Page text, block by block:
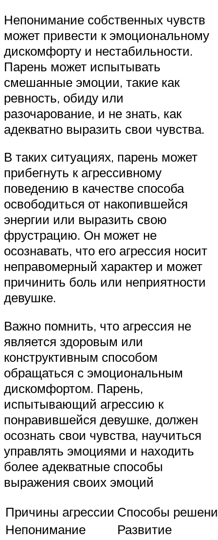
Непонимание собственных чувств
может привести к эмоциональному
дискомфорту и нестабильности.
Парень может испытывать
смешанные эмоции, такие как
ревность, обиду или
разочарование, и не знать, как
адекватно выразить свои чувства.
В таких ситуациях, парень может
прибегнуть к агрессивному
поведению в качестве способа
освободиться от накопившейся
энергии или выразить свою
фрустрацию. Он может не
осознавать, что его агрессия носит
неправомерный характер и может
причинить боль или неприятности
девушке.
Важно помнить, что агрессия не
является здоровым или
конструктивным способом
обращаться с эмоциональным
дискомфортом. Парень,
испытывающий агрессию к
понравившейся девушке, должен
осознать свои чувства, научиться
управлять эмоциями и находить
более адекватные способы
выражения своих эмоций
Причины агрессии Способы
Непонимание
Развитие